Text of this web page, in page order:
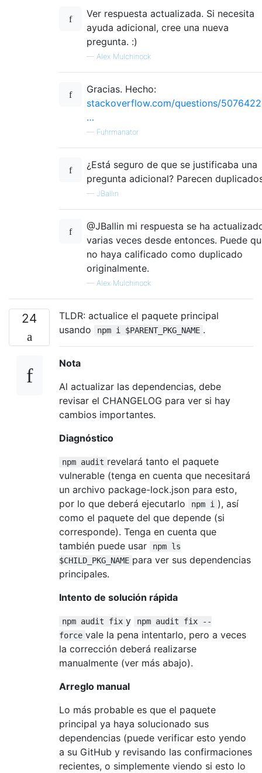
Ver respuesta actualizada. Si necesita
ayuda adicional, cree una nueva
pregunta. :)
— Alex Mulchinock
Gracias. Hecho:
stackoverflow.com/questions/
…
— Fuhrmanator
¿Está seguro de que se justificaba una
pregunta adicional? Parecen
— JBallin
@JBallin mi respuesta se ha
varias veces desde entonces. Puede
no haya calificado como duplicado
originalmente.
— Alex Mulchinock
24
TLDR: actualice el paquete principal
usando
npm i $PARENT_PKG_NAME .
Nota
Al actualizar las dependencias, debe
revisar el CHANGELOG para ver si hay
cambios importantes.
Diagnóstico
npm audit revelará tanto el paquete
vulnerable (tenga en cuenta que necesitará
un archivo package-lock.json para esto,
por lo que deberá ejecutarlo
npm i ), así
como el paquete del que depende (si
corresponde). Tenga en cuenta que
también puede usar
npm ls
$CHILD_PKG_NAME para ver sus dependencias
principales.
Intento de solución rápida
npm audit fix y
npm audit fix --
force vale la pena intentarlo, pero a veces
la corrección deberá realizarse
manualmente (ver más abajo).
Arreglo manual
Lo más probable es que el paquete
principal ya haya solucionado sus
dependencias (puede verificar esto yendo
a su GitHub y revisando las confirmaciones
recientes, o simplemente viendo si esto lo